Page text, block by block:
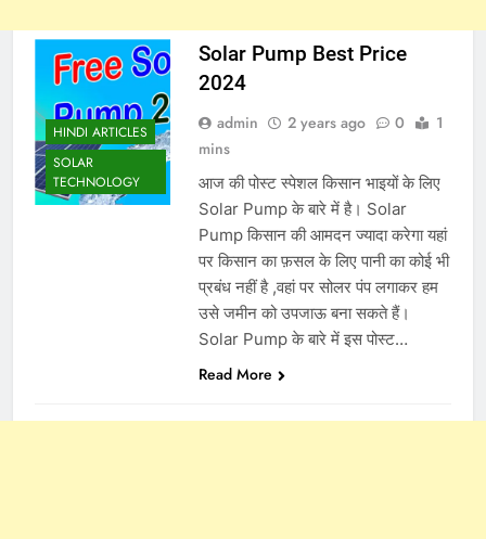
HINDI ARTICLES
SOLAR
TECHNOLOGY
Solar Pump Best Price
2024
admin 2 years ago 0
1
mins
आज की पोस्ट स्पेशल किसान भाइयों के लिए
Solar Pump के बारे में है। Solar
Pump किसान की आमदन ज्यादा करेगा यहां
पर किसान का फ़सल के लिए पानी का कोई भी
प्रबंध नहीं है ,वहां पर सोलर पंप लगाकर हम
उसे जमीन को उपजाऊ बना सकते हैं।
Solar Pump के बारे में इस पोस्ट…
Read More